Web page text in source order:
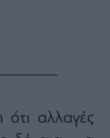
ότι αλλαγές